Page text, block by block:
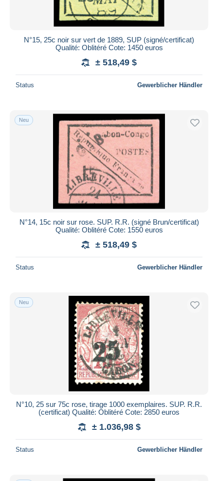
N°15, 25c noir sur vert de 1889, SUP (signé/certificat)
Qualité: Oblitéré Cote: 1450 euros
± 518,49 $
Status Gewerblicher Händler
Neu
N°14, 15c noir sur rose. SUP. R.R. (signé Brun/certificat)
Qualité: Oblitéré Cote: 1550 euros
± 518,49 $
Status Gewerblicher Händler
Neu
N°10, 25 sur 75c rose, tirage 1000 exemplaires. SUP. R.R.
(certificat) Qualité: Oblitéré Cote: 2850 euros
± 1.036,98 $
Status Gewerblicher Händler